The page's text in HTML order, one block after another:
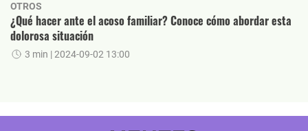
OTROS
¿Qué hacer ante el acoso familiar? Conoce cómo abordar esta
dolorosa situación
3 min | 2024-09-02 13:00